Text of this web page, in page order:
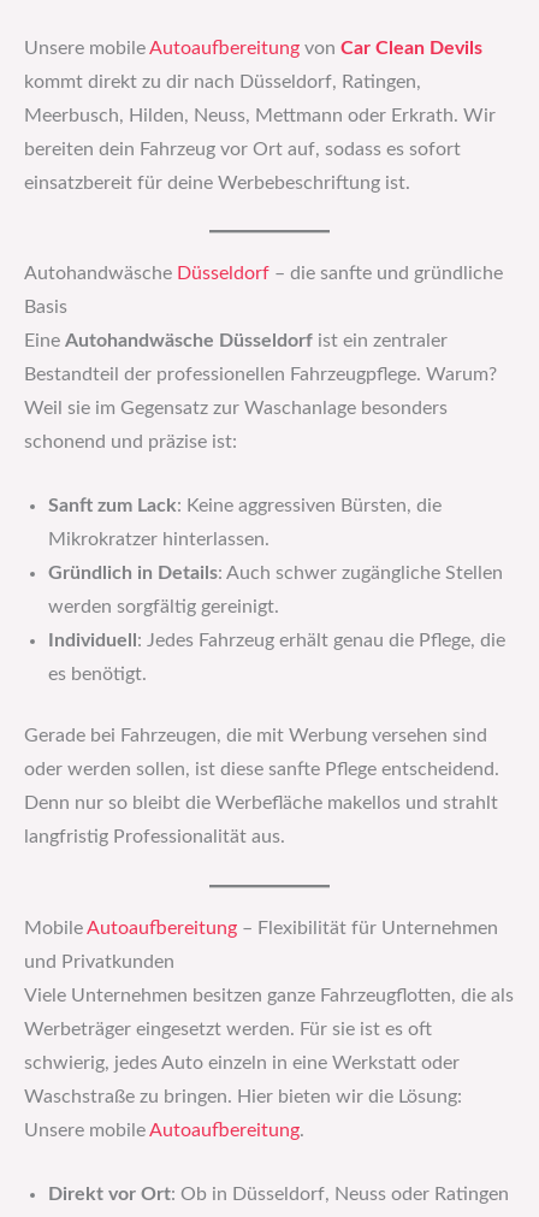
Unsere mobile Autoaufbereitung von Car Clean Devils
kommt direkt zu dir nach Düsseldorf, Ratingen,
Meerbusch, Hilden, Neuss, Mettmann oder Erkrath. Wir
bereiten dein Fahrzeug vor Ort auf, sodass es sofort
einsatzbereit für deine Werbebeschriftung ist.
Autohandwäsche Düsseldorf – die sanfte und gründliche
Basis
Eine Autohandwäsche Düsseldorf ist ein zentraler
Bestandteil der professionellen Fahrzeugpflege. Warum?
Weil sie im Gegensatz zur Waschanlage besonders
schonend und präzise ist:
Sanft zum Lack: Keine aggressiven Bürsten, die
Mikrokratzer hinterlassen.
Gründlich in Details: Auch schwer zugängliche Stellen
werden sorgfältig gereinigt.
Individuell : Jedes Fahrzeug erhält genau die Pflege, die
es benötigt.
Gerade bei Fahrzeugen, die mit Werbung versehen sind
oder werden sollen, ist diese sanfte Pflege entscheidend.
Denn nur so bleibt die Werbefläche makellos und strahlt
langfristig Professionalität aus.
Mobile Autoaufbereitung – Flexibilität für Unternehmen
und Privatkunden
Viele Unternehmen besitzen ganze Fahrzeugflotten, die als
Werbeträger eingesetzt werden. Für sie ist es oft
schwierig, jedes Auto einzeln in eine Werkstatt oder
Waschstraße zu bringen. Hier bieten wir die Lösung:
Unsere mobile Autoaufbereitung.
Direkt vor Ort: Ob in Düsseldorf, Neuss oder Ratingen